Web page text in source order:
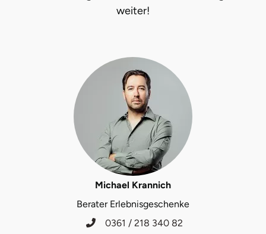
weiter!
Michael Krannich
Berater Erlebnisgeschenke
0361 / 218 340 82